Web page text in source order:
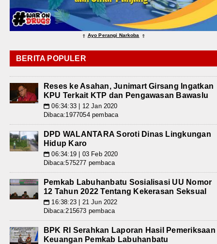
⇑ Ayo Perangi Narkoba ⇑
BERITA POPULER
Reses ke Asahan, Junimart Girsang Ingatkan
KPU Terkait KTP dan Pengawasan Bawaslu
📅 06:34:33 | 12 Jan 2020
Dibaca:1977054 pembaca
DPD WALANTARA Soroti Dinas Lingkungan
Hidup Karo
📅 06:34:19 | 03 Feb 2020
Dibaca:575277 pembaca
Pemkab Labuhanbatu Sosialisasi UU Nomor
12 Tahun 2022 Tentang Kekerasan Seksual
📅 16:38:23 | 21 Jun 2022
Dibaca:215673 pembaca
BPK RI Serahkan Laporan Hasil Pemeriksaan
Keuangan Pemkab Labuhanbatu